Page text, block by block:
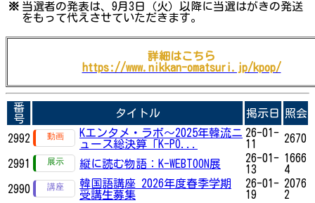
※ 当選者の発表は、9月3日（火）以降に当選はがきの発送
をもって代えさせていただきます。
詳細はこちら
https://www.nikkan-omatsuri.jp/kpop/
番
号
タイトル 掲示日 照会
2992
Kエンタメ・ラボ～2025年韓流ニ
ュース総決算「K-PO...
26-01-
11
2670
2991 縦に読む物語：K-WEBTOON展
26-01-
13
1666
4
2990
韓国語講座 2026年度春季学期
受講生募集
26-01-
19
2076
2